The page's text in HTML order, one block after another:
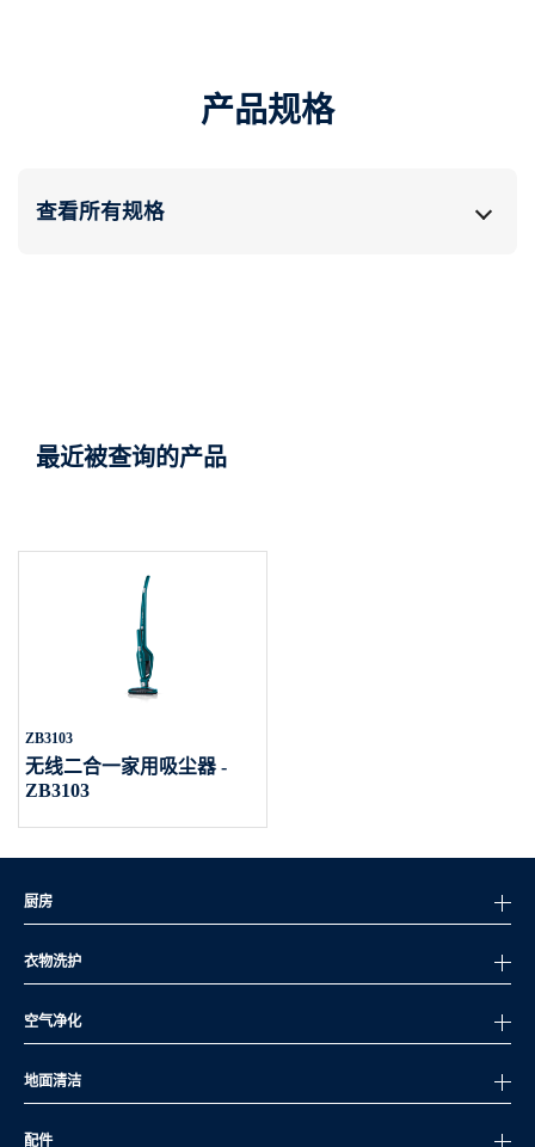
产品规格​
查看所有规格
最近被查询的产品
ZB3103
无线二合一家用吸尘器 -
ZB3103
厨房
衣物洗护
空气净化
地面清洁
配件